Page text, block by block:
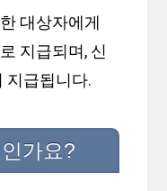
대상자에게
지급되며, 신
지급됩니다.
가요?